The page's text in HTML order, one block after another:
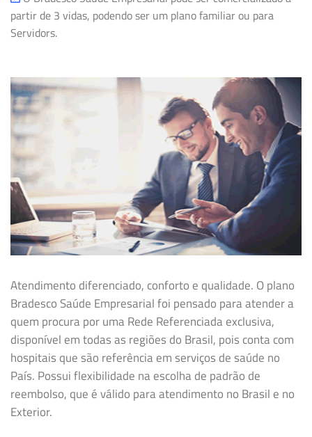
partir de 3 vidas, podendo ser um plano familiar ou para
Servidors.
Atendimento diferenciado, conforto e qualidade. O plano
Bradesco Saúde Empresarial foi pensado para atender a
quem procura por uma Rede Referenciada exclusiva,
disponível em todas as regiões do Brasil, pois conta com
hospitais que são referência em serviços de saúde no
País. Possui flexibilidade na escolha de padrão de
reembolso, que é válido para atendimento no Brasil e no
Exterior.